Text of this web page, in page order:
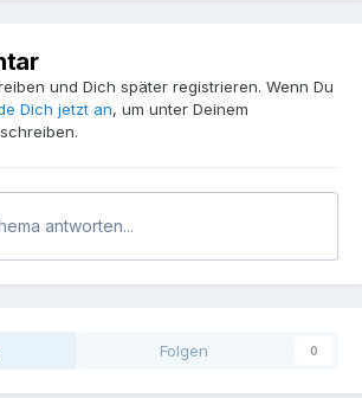
und Dich später registrieren. Wenn Du
Dich jetzt an, um unter Deinem
antworten...
Folgen 0